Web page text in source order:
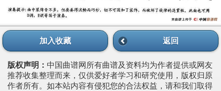
加入收藏 返回
版权声明： 中国曲谱网所有曲谱及资料均为作者提供或网友
推荐收集整理而来，仅供爱好者学习和研究使用，版权归原
作者所有。如本站内容有侵犯您的合法权益，请和我们取得